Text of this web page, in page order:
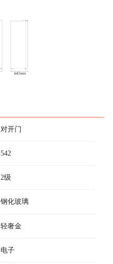
对开门
542
2级
钢化玻璃
轻奢金
电子